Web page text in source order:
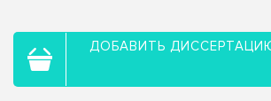
ДОБАВИТЬ